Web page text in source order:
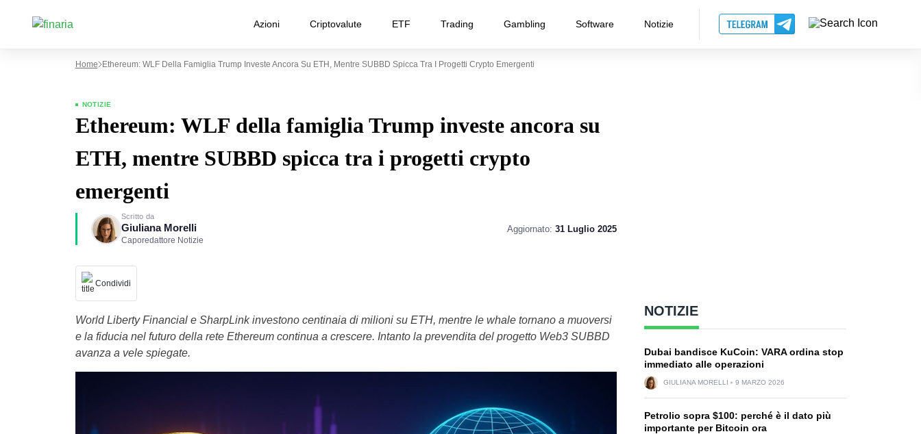
Azioni Criptovalute ETF Trading Gambling Software Notizie
Home Ethereum: WLF Della Famiglia Trump Investe Ancora Su ETH, Mentre SUBBD Spicca Tra I Progetti Crypto Emergenti
NOTIZIE
Ethereum: WLF della famiglia Trump investe ancora su
ETH, mentre SUBBD spicca tra i progetti crypto
emergenti
Scritto da
Giuliana Morelli
Caporedattore Notizie
Aggiornato: 31 Luglio 2025
Condividi
World Liberty Financial e SharpLink investono centinaia di milioni su ETH, mentre le whale tornano a muoversi
e la fiducia nel futuro della rete Ethereum continua a crescere. Intanto la prevendita del progetto Web3 SUBBD
avanza a vele spiegate.
NOTIZIE
Dubai bandisce KuCoin: VARA ordina stop
immediato alle operazioni
GIULIANA MORELLI 9 MARZO 2026
Petrolio sopra $100: perché è il dato più
importante per Bitcoin ora